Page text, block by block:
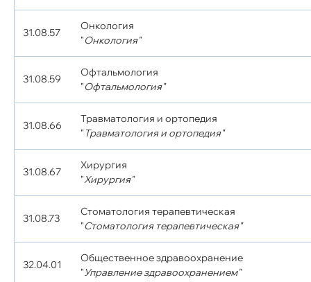
31.08.57
Онкология
"Онкология"
31.08.59
Офтальмология
"Офтальмология"
31.08.66
Травматология и ортопедия
"Травматология и ортопедия"
31.08.67
Хирургия
"Хирургия"
31.08.73
Стоматология терапевтическая
"Стоматология терапевтическая"
32.04.01
Общественное здравоохранение
"Управление здравоохранением"